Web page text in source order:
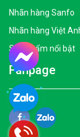
Nhãn hàng Sanfo
Nhãn hàng Việt
Sản phẩm nổi bật
Fanpage